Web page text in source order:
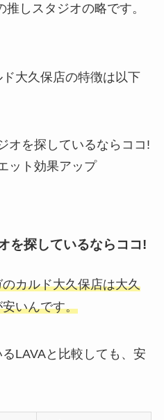
しスタジオの略です。
大久保店の特徴は以下
オを探しているならココ!
ット効果アップ
を探しているならココ!
カルド大久保店は大久
いんです。
LAVAと比較しても、安